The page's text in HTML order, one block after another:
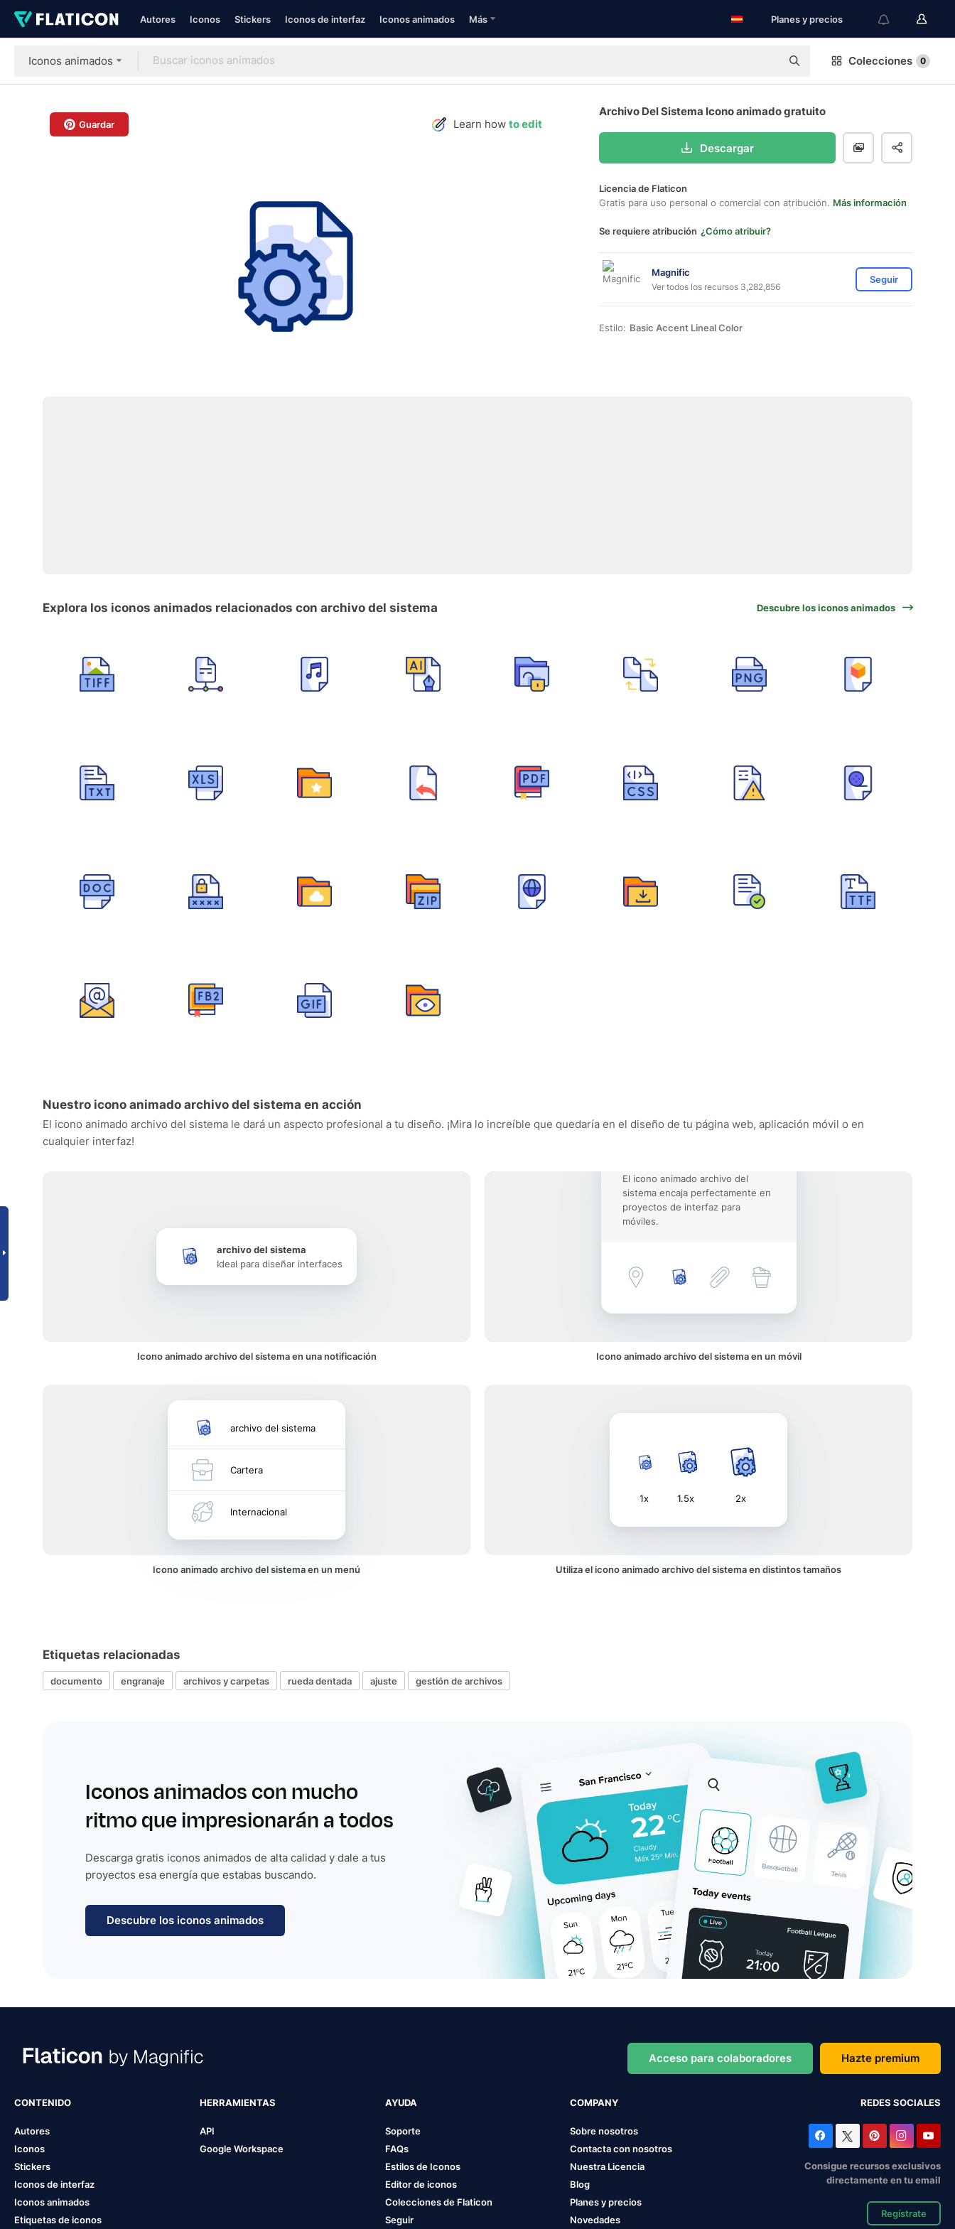
Autores Iconos Stickers Iconos de interfaz Iconos animados Más Planes y precios
Iconos animados Colecciones 0
Guardar Learn how to edit
Archivo Del Sistema Icono animado gratuito
Descargar
Licencia de Flaticon
Gratis para uso personal o comercial con atribución. Más información
Se requiere atribución ¿Cómo atribuir?
Magnific
Ver todos los recursos 3,282,856
Seguir
Estilo: Basic Accent Lineal Color
Explora los iconos animados relacionados con archivo del sistema Descubre los iconos animados
Nuestro icono animado archivo del sistema en acción
El icono animado archivo del sistema le dará un aspecto profesional a tu diseño. ¡Mira lo increíble que quedaría en el diseño de tu página web, aplicación móvil o en
cualquier interfaz!
archivo del sistema
Ideal para diseñar interfaces
Icono animado archivo del sistema en una notificación
El icono animado archivo del
sistema encaja perfectamente en
proyectos de interfaz para
móviles.
Icono animado archivo del sistema en un móvil
archivo del sistema
Cartera
Internacional
Icono animado archivo del sistema en un menú
1x 1.5x 2x
Utiliza el icono animado archivo del sistema en distintos tamaños
Etiquetas relacionadas
documento engranaje archivos y carpetas rueda dentada ajuste gestión de archivos
Iconos animados con mucho
ritmo que impresionarán a todos
Descarga gratis iconos animados de alta calidad y dale a tus
proyectos esa energía que estabas buscando.
Descubre los iconos animados
Acceso para colaboradores Hazte premium
CONTENIDO
Autores
Iconos
Stickers
Iconos de interfaz
Iconos animados
Etiquetas de iconos
HERRAMIENTAS
API
Google Workspace
AYUDA
Soporte
FAQs
Estilos de Iconos
Editor de iconos
Colecciones de Flaticon
Seguir
COMPANY
Sobre nosotros
Contacta con nosotros
Nuestra Licencia
Blog
Planes y precios
Novedades
REDES SOCIALES
Consigue recursos exclusivos
directamente en tu email
Regístrate